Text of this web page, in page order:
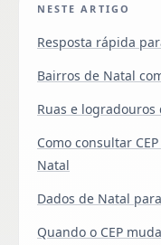
NESTE ARTIGO
Resposta rápida
Bairros de Natal
Ruas e
Como consultar
Natal
Dados de Natal
Quando o CEP